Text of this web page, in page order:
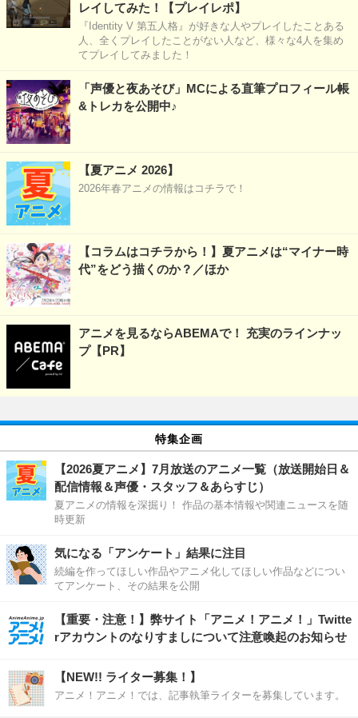
レイしてみた！【プレイレポ】
『Identity V 第五人格』が好きな人やプレイしたことある
人、全くプレイしたことがない人など、様々な4人を集め
てプレイしてみました！
「声優と夜あそび」MCによる直筆プロフィール帳
&トレカを公開中♪
【夏アニメ 2026】
2026年春アニメの情報はコチラで！
【コラムはコチラから！】夏アニメは“マイナー時
代”をどう描くのか？／ほか
アニメを見るならABEMAで！ 充実のラインナッ
プ【PR】
特集企画
【2026夏アニメ】7月放送のアニメ一覧（放送開始日＆
配信情報＆声優・スタッフ＆あらすじ）
夏アニメの情報を深掘り！ 作品の基本情報や関連ニュースを随
時更新
気になる「アンケート」結果に注目
続編を作ってほしい作品やアニメ化してほしい作品などについ
てアンケート、その結果を公開
【重要・注意！】弊サイト「アニメ！アニメ！」Twitte
rアカウントのなりすましについて注意喚起のお知らせ
【NEW!! ライター募集！】
アニメ！アニメ！では、記事執筆ライターを募集しています。